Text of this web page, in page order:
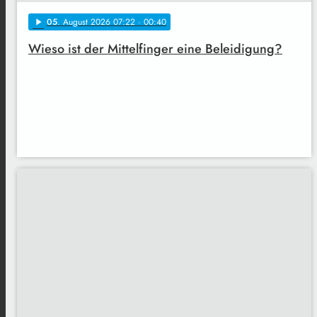
play_arrow 05. August 2026 07:22 · 00:40
Wieso ist der Mittelfinger eine Beleidigung?